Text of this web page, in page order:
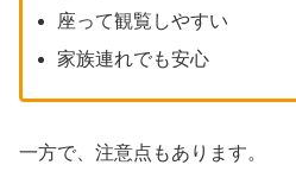
座って観覧しやすい
家族連れでも安心
一方で、注意点もあります。